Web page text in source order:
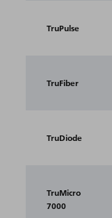
TruPulse
TruFiber
TruDiode
TruMicro
7000